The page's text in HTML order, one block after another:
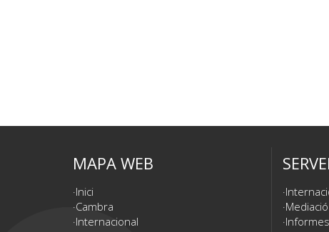
MAPA WEB
Inici
Cambra
Internacional